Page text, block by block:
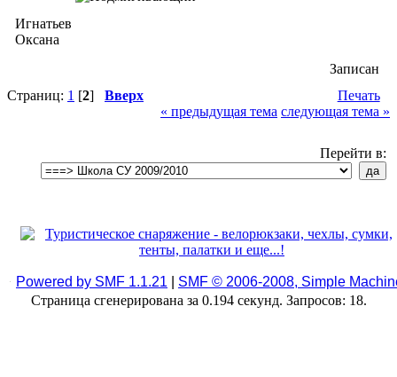
Игнатьева
Оксана
Записан
Страниц: 1 [2] Вверх
Печать
« предыдущая тема следующая тема »
Перейти в:
Powered by SMF 1.1.21
SMF © 2006-2008, Simple
Страница сгенерирована за 0.194 секунд. Запросов: 18.